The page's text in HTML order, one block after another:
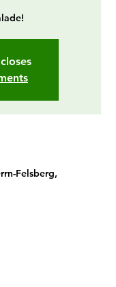
Felsberg,